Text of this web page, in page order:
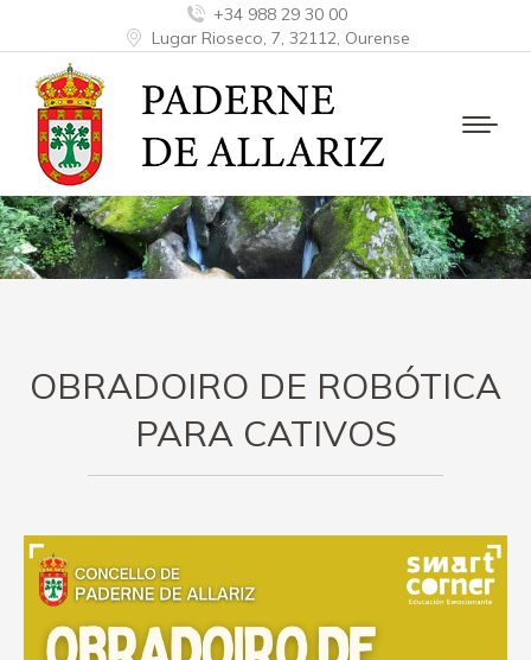
+34 988 29 30 00
Lugar Rioseco, 7, 32112, Ourense
OBRADOIRO DE ROBÓTICA
PARA CATIVOS